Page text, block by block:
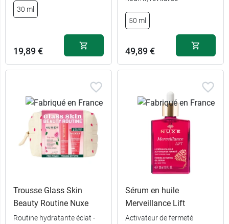
30 ml
19,89 €
50 ml
49,89 €
Trousse Glass Skin
Beauty Routine Nuxe
Routine hydratante éclat -
Sérum en huile
Merveillance Lift
Activateur de fermeté